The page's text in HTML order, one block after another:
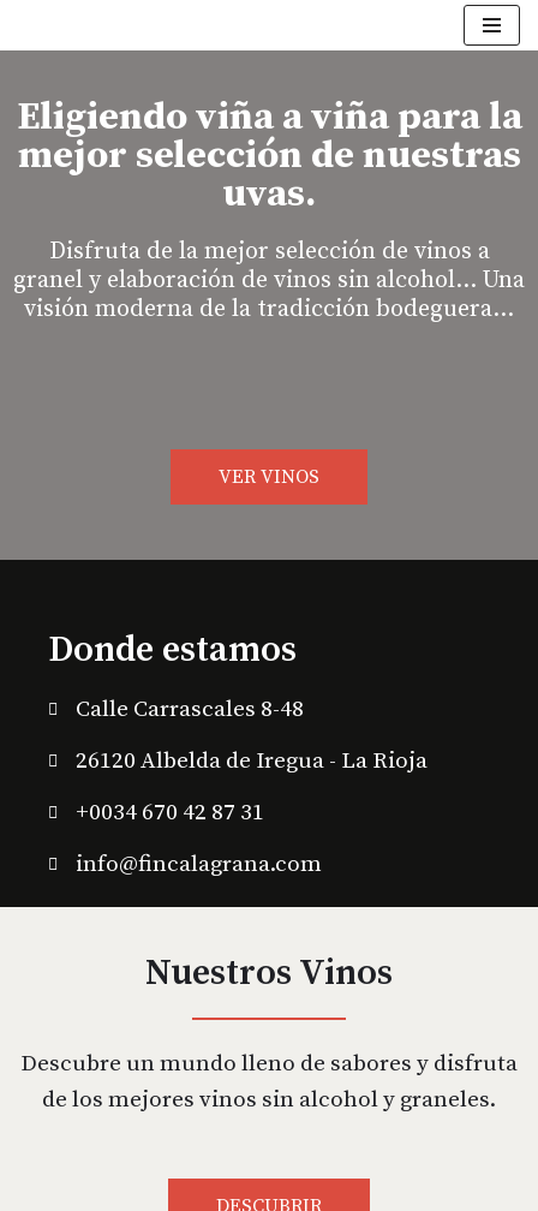
contenido
Eligiendo viña a viña para la
mejor selección de nuestras
uvas.
Disfruta de la mejor selección de vinos a
granel y elaboración de vinos sin alcohol… Una
visión moderna de la tradicción bodeguera…
VER VINOS
Donde estamos
Calle Carrascales 8-48
26120 Albelda de Iregua - La Rioja
+0034 670 42 87 31
info@fincalagrana.com
Nuestros Vinos
Descubre un mundo lleno de sabores y disfruta
de los mejores vinos sin alcohol y graneles.
DESCUBRIR